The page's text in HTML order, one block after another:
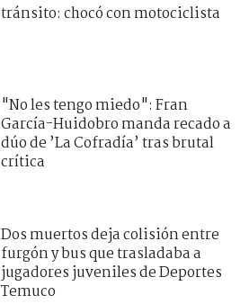
tránsito: chocó con motociclista
"No les tengo miedo": Fran
García-Huidobro manda recado a
dúo de ’La Cofradía’ tras brutal
crítica
Dos muertos deja colisión entre
furgón y bus que trasladaba a
jugadores juveniles de Deportes
Temuco